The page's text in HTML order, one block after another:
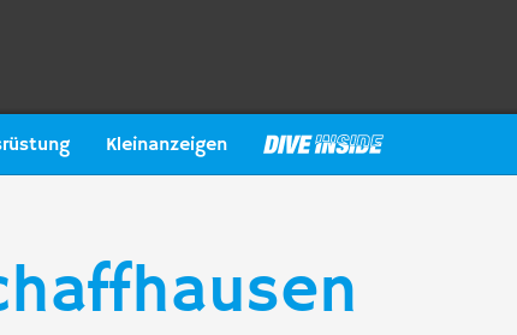
Kleinanzeigen